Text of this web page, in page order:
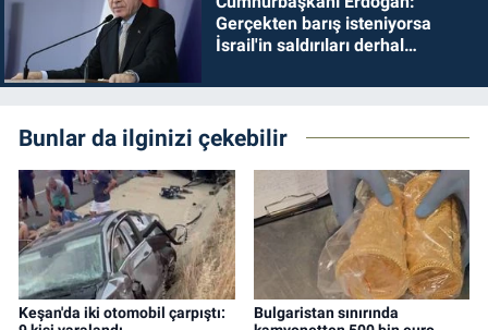
Gerçekten barış isteniyorsa
İsrail'in saldırıları derhal
Bunlar da ilginizi çekebilir
Keşan'da iki otomobil çarpıştı:
Bulgaristan sınırında